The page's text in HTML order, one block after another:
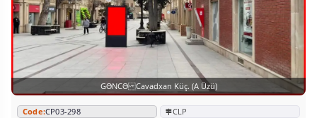
GƏNCƏ Cavadxan Küç. (A Üzü)
Code:CP03-298
CLP